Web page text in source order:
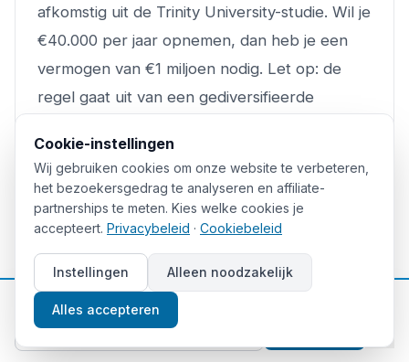
afkomstig uit de Trinity University-studie. Wil je
€40.000 per jaar opnemen, dan heb je een
vermogen van €1 miljoen nodig. Let op: de
regel gaat uit van een gediversifieerde
geldt niet als garantie.
Hoeveel geld heb ik nodig om
maandelijks €1.000 dividend te
ontvangen?
Bij een gemiddeld dividendrendement van 4%
heb je een portefeuillewaarde van circa
€300.000 nodig voor €1.000 per maand bruto
Cookie-instellingen
Wij gebruiken cookies om onze website te verbeteren,
het bezoekersgedrag te analyseren en affiliate-
partnerships te meten. Kies welke cookies je
accepteert. Privacybeleid · Cookiebeleid
Instellingen Alleen noodzakelijk
Alles accepteren
📈 Gratis beleggingstips